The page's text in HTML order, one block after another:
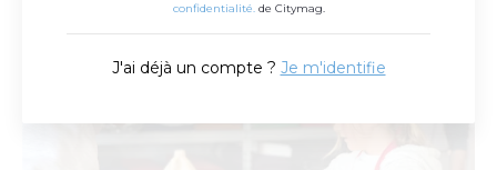
confidentialité. de Citymag.
J'ai déjà un compte ? Je m'identifie